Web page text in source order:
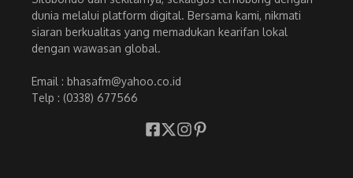
dunia melalui platform digital. Bersama kami, nikmati
siaran berkualitas yang memadukan kearifan lokal
dengan wawasan global.
Email : bhasafm@yahoo.co.id
Telp : (0338) 677566